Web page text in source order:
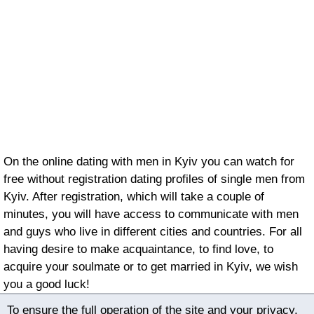
On the online dating with men in Kyiv you can watch for
free without registration dating profiles of single men from
Kyiv. After registration, which will take a couple of
minutes, you will have access to communicate with men
and guys who live in different cities and countries. For all
having desire to make acquaintance, to find love, to
acquire your soulmate or to get married in Kyiv, we wish
you a good luck!
To ensure the full operation of the site and your privacy,